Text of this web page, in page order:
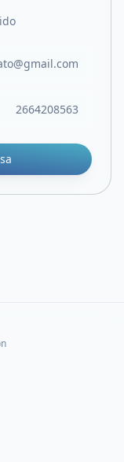
2664208563